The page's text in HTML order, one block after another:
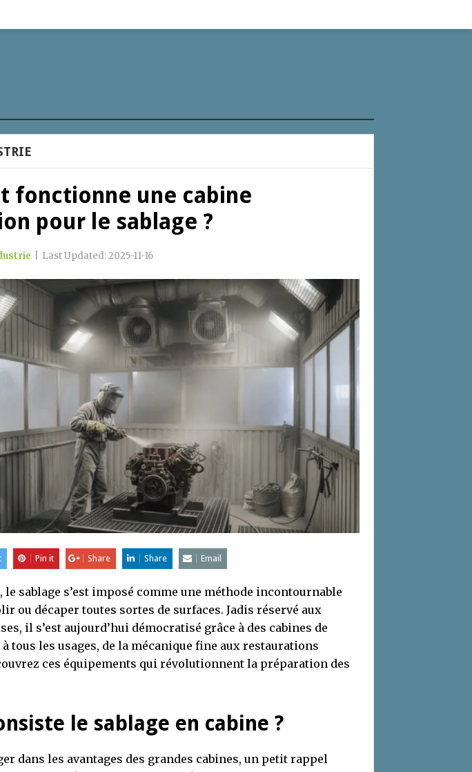
fonctionne une cabine
pour le sablage ?
Last Updated:2025-11-16
Pin it Share Share Email
le sablage s’est imposé comme une méthode incontournable
ou décaper toutes sortes de surfaces. Jadis réservé aux
il s’est aujourd’hui démocratisé grâce à des cabines de
à tous les usages, de la mécanique fine aux restaurations
ces équipements qui révolutionnent la préparation des
le sablage en cabine ?
dans les avantages des grandes cabines, un petit rappel